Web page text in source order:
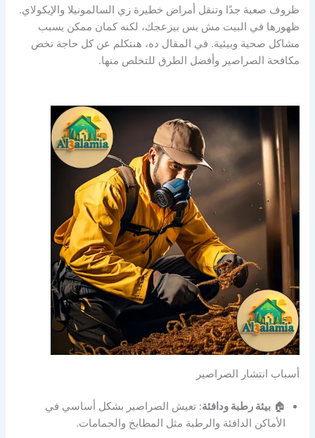
ظروف صعبة جدًا وتنقل أمراض خطيرة زي السالمونيلا والإيكولاي.
ظهورها في البيت مش بس بيزعجك، لكنه كمان ممكن يسبب
مشاكل صحية وبيئية. في المقال ده، هنتكلم عن كل حاجة تخص
مكافحة الصراصير وأفضل الطرق للتخلص منها.
أسباب انتشار الصراصير
🏠بيئة رطبة ودافئة: تعيش الصراصير بشكل أساسي في
الأماكن الدافئة والرطبة مثل المطابخ والحمامات.